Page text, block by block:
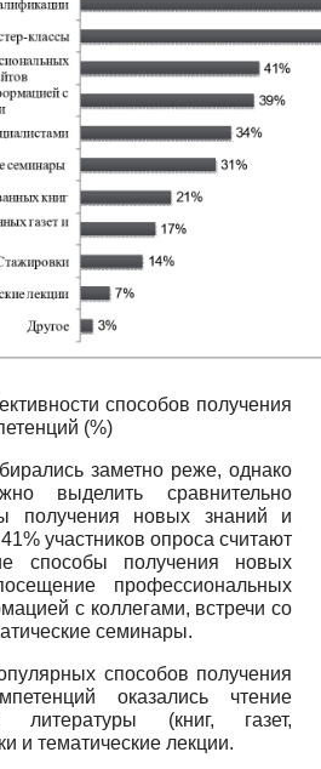
способов получения
(%)
заметно реже, однако
выделить сравнительно
получения новых знаний и
участников опроса считают
способы получения новых
профессиональных
с коллегами, встречи со
семинары.
способов получения
оказались чтение
литературы (книг, газет,
и тематические лекции.